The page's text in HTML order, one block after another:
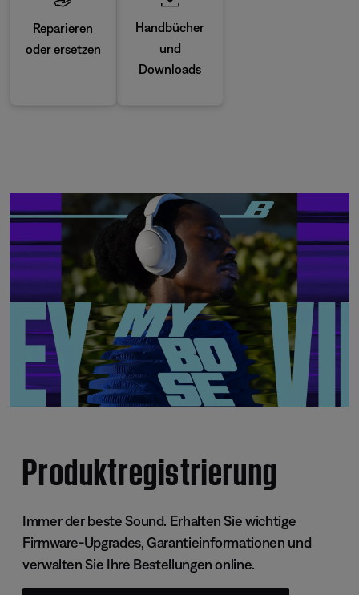
Reparieren
oder ersetzen
Handbücher
und
Downloads
Produktregistrierung
Immer der beste Sound. Erhalten Sie wichtige
Firmware-Upgrades, Garantieinformationen und
verwalten Sie Ihre Bestellungen online.